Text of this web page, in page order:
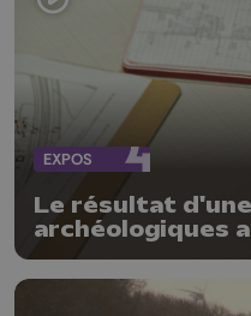
EXPOS
Le résultat
archéologiques
Airport exposé